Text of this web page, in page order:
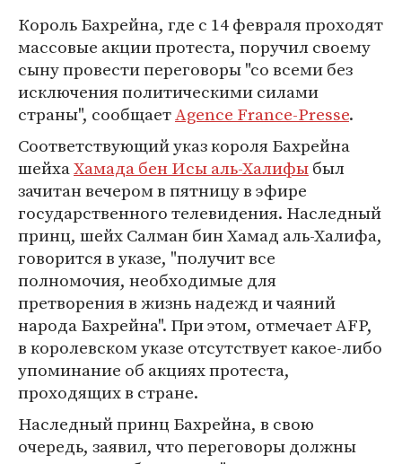
Король Бахрейна, где с 14 февраля проходят
массовые акции протеста, поручил своему
сыну провести переговоры "со всеми без
исключения политическими силами
страны", сообщаетAgence France-Presse.
Соответствующий указ короля Бахрейна
шейхаХамада бен Исы аль-Халифыбыл
зачитан вечером в пятницу в эфире
государственного телевидения. Наследный
принц, шейх Салман бин Хамад аль-Халифа,
говорится в указе, "получит все
полномочия, необходимые для
претворения в жизнь надежд и чаяний
народа Бахрейна". При этом, отмечает AFP,
в королевском указе отсутствует какое-либо
упоминание об акциях протеста,
проходящих в стране.
Наследный принц Бахрейна, в свою
очередь, заявил, что переговоры должны